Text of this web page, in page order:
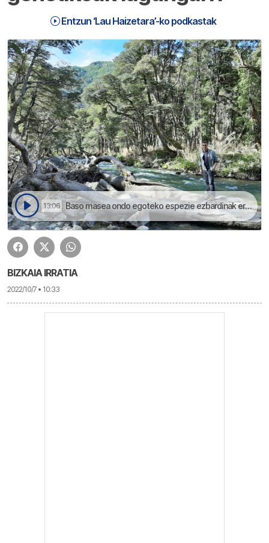
Entzun ‘Lau Haizetara’-ko podkastak
13:06 Baso masea ondo egoteko espezie ezbardinak erabili behar dira | Lau Haizetara
BIZKAIA IRRATIA
2022/10/7 • 10:33